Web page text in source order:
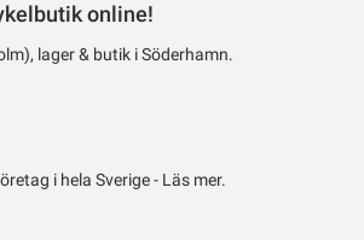
online!
lager & butik i Söderhamn.
i hela Sverige - Läs mer.